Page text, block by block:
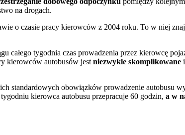
na drogach.
o czasie pracy kierowców z 2004 roku. To w niej
całego tygodnia czas prowadzenia przez kierowcę
kierowców autobusów jest niezwykle skomplikowane
standardowych obowiązków prowadzenie autobusu
kierowca autobusu przepracuje 60 godzin, a w